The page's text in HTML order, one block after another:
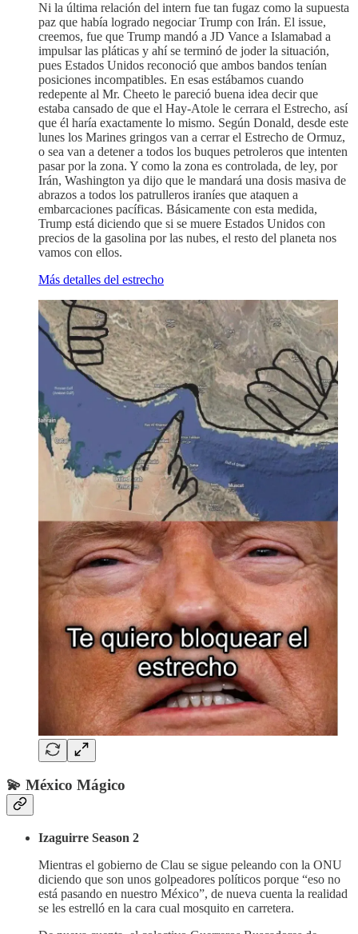
Ni la última relación del intern fue tan fugaz como la supuesta
paz que había logrado negociar Trump con Irán. El issue,
creemos, fue que Trump mandó a JD Vance a Islamabad a
impulsar las pláticas y ahí se terminó de joder la situación,
pues Estados Unidos reconoció que ambos bandos tenían
posiciones incompatibles. En esas estábamos cuando
redepente al Mr. Cheeto le pareció buena idea decir que
estaba cansado de que el Hay-Atole le cerrara el Estrecho, así
que él haría exactamente lo mismo. Según Donald, desde este
lunes los Marines gringos van a cerrar el Estrecho de Ormuz,
o sea van a detener a todos los buques petroleros que intenten
pasar por la zona. Y como la zona es controlada, de ley, por
Irán, Washington ya dijo que le mandará una dosis masiva de
abrazos a todos los patrulleros iraníes que ataquen a
embarcaciones pacíficas. Básicamente con esta medida,
Trump está diciendo que si se muere Estados Unidos con
precios de la gasolina por las nubes, el resto del planeta nos
vamos con ellos.
Más detalles del estrecho
💫 México Mágico
Izaguirre Season 2
Mientras el gobierno de Clau se sigue peleando con la ONU
diciendo que son unos golpeadores políticos porque “eso no
está pasando en nuestro México”, de nueva cuenta la realidad
se les estrelló en la cara cual mosquito en carretera.